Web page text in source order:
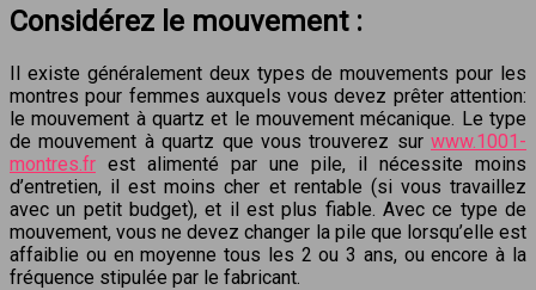
Considérez le mouvement :
Il existe généralement deux types de mouvements pour les
montres pour femmes auxquels vous devez prêter attention:
le mouvement à quartz et le mouvement mécanique. Le type
de mouvement à quartz que vous trouverez sur www.1001-
montres.fr est alimenté par une pile, il nécessite moins
d’entretien, il est moins cher et rentable (si vous travaillez
avec un petit budget), et il est plus fiable. Avec ce type de
mouvement, vous ne devez changer la pile que lorsqu’elle est
affaiblie ou en moyenne tous les 2 ou 3 ans, ou encore à la
fréquence stipulée par le fabricant.